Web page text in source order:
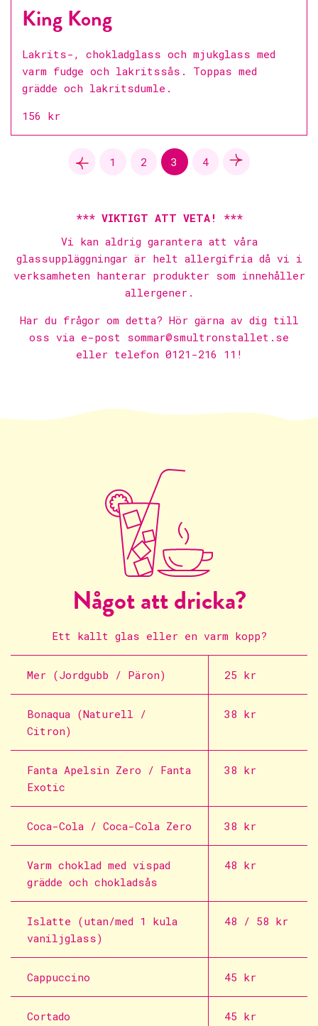
King Kong
Lakrits-, chokladglass och mjukglass med
varm fudge och lakritssås. Toppas med
grädde och lakritsdumle.
156 kr
1 2 3 4
*** VIKTIGT ATT VETA! ***
Vi kan aldrig garantera att våra
glassuppläggningar är helt allergifria då vi i
verksamheten hanterar produkter som innehåller
allergener.
Har du frågor om detta? Hör gärna av dig till
oss via e-post sommar@smultronstallet.se
eller telefon 0121-216 11!
Något att dricka?
Ett kallt glas eller en varm kopp?
Mer (Jordgubb / Päron) 25 kr
Bonaqua (Naturell /
Citron)
38 kr
Fanta Apelsin Zero / Fanta
Exotic
38 kr
Coca-Cola / Coca-Cola Zero 38 kr
Varm choklad med vispad
grädde och chokladsås
48 kr
Islatte (utan/med 1 kula
vaniljglass)
48 / 58 kr
Cappuccino 45 kr
Cortado 45 kr